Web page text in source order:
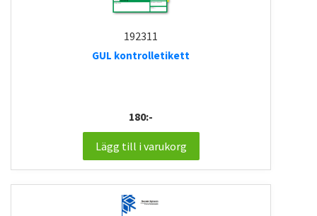
192311
GUL kontrolletikett
180:-
Lägg till i varukorg